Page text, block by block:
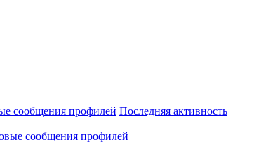
сообщения профилей Последняя активность
сообщения профилей